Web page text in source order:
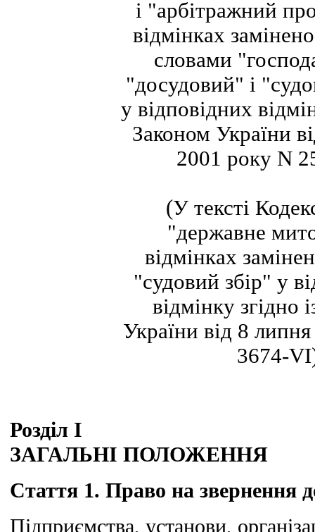
і "арбітражний
відмінках
словами
"досудовий" і
у відповідних
Законом України
2001 року N
(У тексті
"державне
відмінках
"судовий збір" у
відмінку згідно
України від 8
3674-
Розділ I
ЗАГАЛЬНІ ПОЛОЖЕННЯ
Стаття 1. Право на звернення
Підприємства, установи,